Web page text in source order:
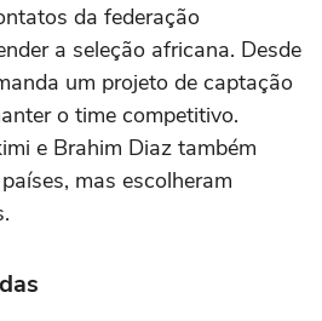
da federação
a seleção africana. Desde
um projeto de captação
o time competitivo.
e Brahim Diaz também
mas escolheram